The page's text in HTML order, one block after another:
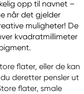
opp til navnet –
når det gjelder
muligheter! De
kvadratmillimeter
flater, eller de kan
deretter pensler ut
flater, smale